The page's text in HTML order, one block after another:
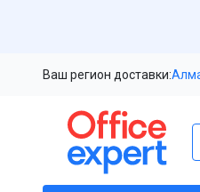
Ваш регион доставки: